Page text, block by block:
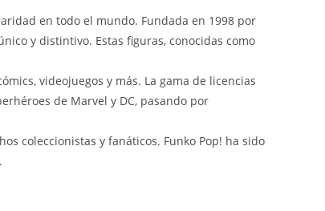
en todo el mundo. Fundada en 1998 por
y distintivo. Estas figuras, conocidas como
videojuegos y más. La gama de licencias
de Marvel y DC, pasando por
coleccionistas y fanáticos. Funko Pop! ha sido